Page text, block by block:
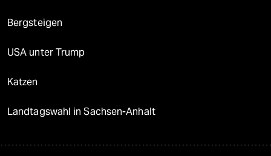
Bergsteigen
USA unter Trump
Katzen
Landtagswahl in Sachsen-Anhalt